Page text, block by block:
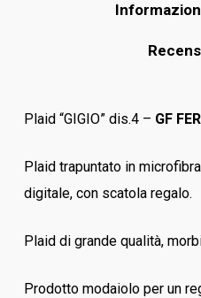
Plaid “GIGIO” dis.4 – GF
Plaid trapuntato in
digitale, con scatola regalo.
Plaid di grande qualità,
Prodotto modaiolo per un